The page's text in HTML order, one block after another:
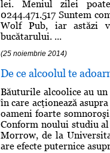
lei. Meniul zilei
0244.471.517 Suntem
Wolf Pub, iar astăzi
bucătarului. ...
(25 noiembrie 2014)
De ce alcoolul te
Băuturile alcoolice au
în care acţionează
oameni foarte
Conform noului studiu
Morrow, de la
are efecte puternice